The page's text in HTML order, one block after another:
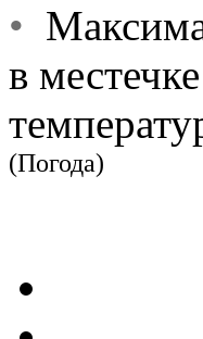
•
в
(Погода)